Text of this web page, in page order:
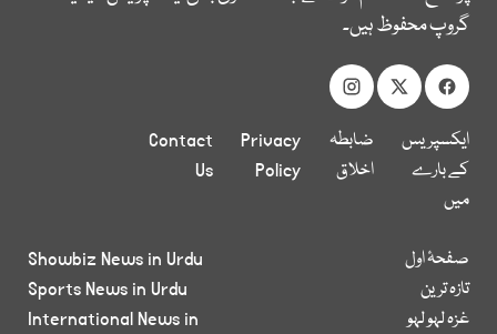
گروپ محفوظ ہیں۔
ایکسپریس
کے بارے
میں
ضابطہ
اخلاق
Privacy
Policy
Contact
Us
صفحۂ اول
تازہ ترین
غزہ لہو لہو
Showbiz News in Urdu
Sports News in Urdu
International News in